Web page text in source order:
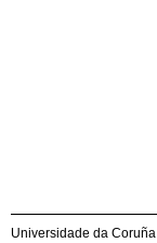
Universidade da Coruña